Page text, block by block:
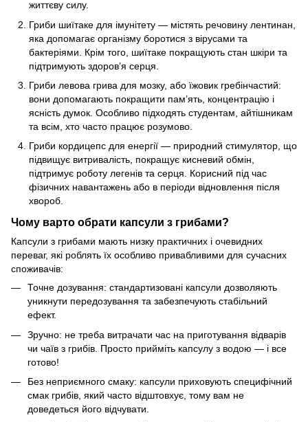
життєву силу.
Гриби шиїтаке для імунітету — містять речовину лентинан,
яка допомагає організму боротися з вірусами та
бактеріями. Крім того, шиїтаке покращують стан шкіри та
підтримують здоров’я серця.
Гриби левова грива для мозку, або їжовик гребінчастий:
вони допомагають покращити пам’ять, концентрацію і
ясність думок. Особливо підходять студентам, айтішникам
та всім, хто часто працює розумово.
Гриби кордицепс для енергії — природний стимулятор, що
підвищує витривалість, покращує кисневий обмін,
підтримує роботу легенів та серця. Корисний під час
фізичних навантажень або в періоди відновлення після
хвороб.
Чому варто обрати капсули з грибами?
Капсули з грибами мають низку практичних і очевидних
переваг, які роблять їх особливо привабливими для сучасних
споживачів:
Точне дозування: стандартизовані капсули дозволяють
уникнути передозування та забезпечують стабільний
ефект.
Зручно: не треба витрачати час на приготування відварів
чи чаїв з грибів. Просто прийміть капсулу з водою — і все
готово!
Без неприємного смаку: капсули приховують специфічний
смак грибів, який часто відштовхує, тому вам не
доведеться його відчувати.